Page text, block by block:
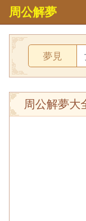
周公解夢
夢見
周公解夢大